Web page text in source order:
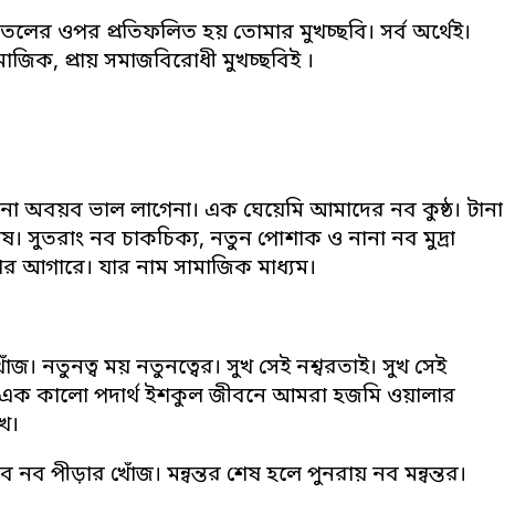
ওপর প্রতিফলিত হয় তোমার মুখচ্ছবি। সর্ব অর্থেই।
প্রায় সমাজবিরোধী মুখচ্ছবিই ।
ভাল লাগেনা। এক ঘেয়েমি আমাদের নব কুষ্ঠ। টানা
সুতরাং নব চাকচিক্য, নতুন পোশাক ও নানা নব মুদ্রা
যার নাম সামাজিক মাধ্যম।
ময় নতুনত্বের। সুখ সেই নশ্বরতাই। সুখ সেই
এক কালো পদার্থ ইশকুল জীবনে আমরা হজমি ওয়ালার
পীড়ার খোঁজ। মন্বন্তর শেষ হলে পুনরায় নব মন্বন্তর।